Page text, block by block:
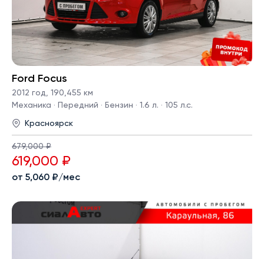
Ford Focus
2012 год, 190,455 км
Механика · Передний · Бензин · 1.6 л. · 105 л.с.
Красноярск
679,000 ₽
619,000 ₽
от 5,060 ₽/мес